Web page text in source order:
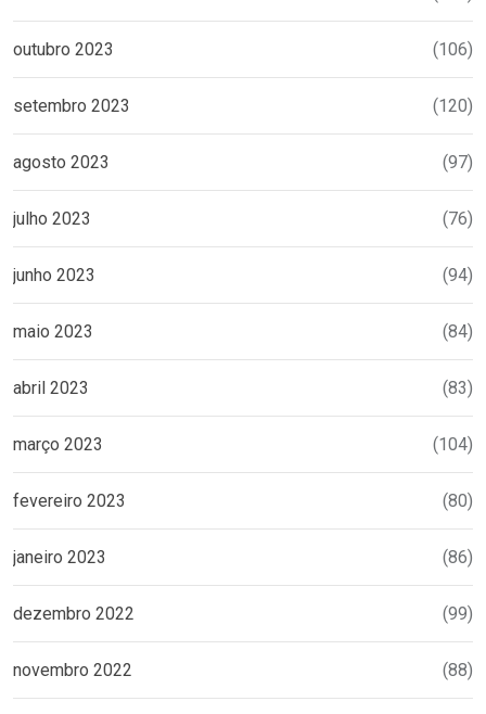
outubro 2023 (106)
setembro 2023 (120)
agosto 2023 (97)
julho 2023 (76)
junho 2023 (94)
maio 2023 (84)
abril 2023 (83)
março 2023 (104)
fevereiro 2023 (80)
janeiro 2023 (86)
dezembro 2022 (99)
novembro 2022 (88)